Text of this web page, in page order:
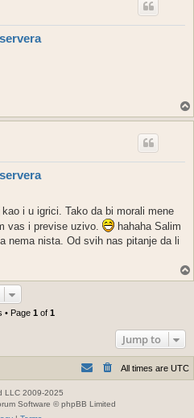
i u igrici. Tako da bi morali mene
vas i previse uzivo.
hahaha Salim
nema nista. Od svih nas pitanje da li
• Page 1of 1
Jump to
All times are UTC
LLC 2009-2025
Software © phpBB Limited